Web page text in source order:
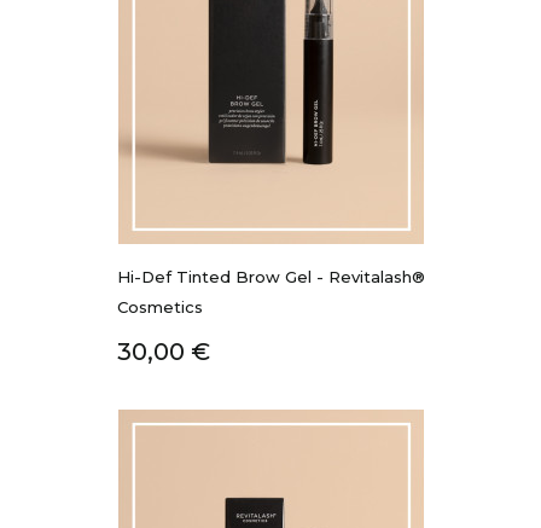
Hi-Def Tinted Brow Gel - Revitalash®
Cosmetics
Prix
30,00 €